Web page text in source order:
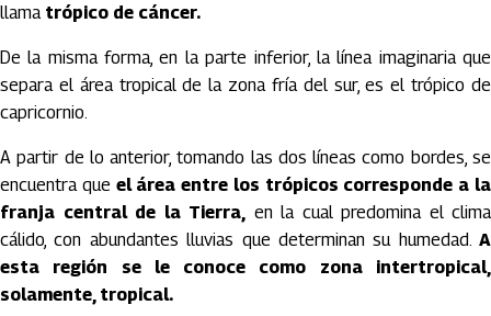
llama trópico de cáncer.
De la misma forma, en la parte inferior, la línea imaginaria que
separa el área tropical de la zona fría del sur, es el trópico de
capricornio.
A partir de lo anterior, tomando las dos líneas como bordes, se
encuentra que el área entre los trópicos corresponde a la
franja central de la Tierra,
en la cual predomina el clima
cálido, con abundantes lluvias que determinan su humedad. A
esta región se le conoce como zona intertropical,
solamente, tropical.